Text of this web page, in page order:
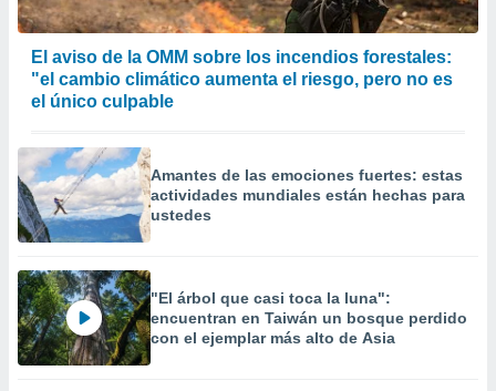
El aviso de la OMM sobre los incendios forestales:
"el cambio climático aumenta el riesgo, pero no es
el único culpable
Amantes de las emociones fuertes: estas
actividades mundiales están hechas para
ustedes
"El árbol que casi toca la luna":
encuentran en Taiwán un bosque perdido
con el ejemplar más alto de Asia